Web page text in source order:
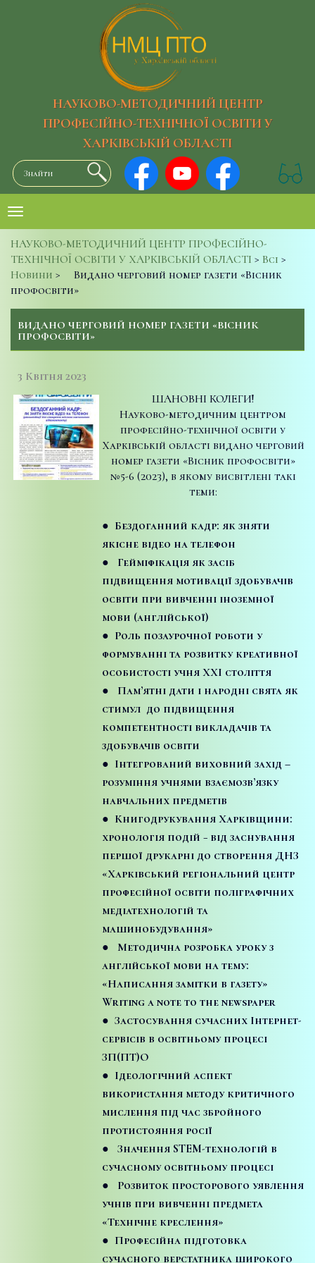
НАУКОВО-МЕТОДИЧНИЙ ЦЕНТР
ПРОФЕСІЙНО-ТЕХНІЧНОЇ ОСВІТИ У
ХАРКІВСЬКІЙ ОБЛАСТІ
НАУКОВО-МЕТОДИЧНИЙ ЦЕНТР ПРОФЕСІЙНО-
ТЕХНІЧНОЇ ОСВІТИ У ХАРКІВСЬКІЙ ОБЛАСТІ > Всі >
Новини >
Видано черговий номер газети «Вісник
профосвіти»
ВИДАНО ЧЕРГОВИЙ НОМЕР ГАЗЕТИ «ВІСНИК
ПРОФОСВІТИ»
3 Квітня 2023
ШАНОВНІ КОЛЕГИ!
Науково-методичним центром
професійно-технічної освіти у
Харківській області видано черговий
номер газети «Вісник профосвіти»
№5-6 (2023), в якому висвітлені такі
теми:
● Бездоганний кадр: як зняти
якісне відео на телефон
● Гейміфікація як засіб
підвищення мотивації здобувачів
освіти при вивченні іноземної
мови (англійської)
● Роль позаурочної роботи у
формуванні та розвитку креативної
особистості учня ХХІ століття
● Пам’ятні дати і народні свята як
стимул до підвищення
компетентності викладачів та
здобувачів освіти
● Інтегрований виховний захід –
розуміння учнями взаємозв’язку
навчальних предметів
● Книгодрукування Харківщини:
хронологія подій − від заснування
першої друкарні до створення ДНЗ
«Харківський регіональний центр
професійної освіти поліграфічних
медіатехнологій та
машинобудування»
● Методична розробка уроку з
англійської мови на тему:
«Написання замітки в газету»
Writing a note to the newspaper
● Застосування сучасних Інтернет-
сервісів в освітньому процесі
ЗП(ПТ)О
● Ідеологічний аспект
використання методу критичного
мислення під час збройного
протистояння росії
● Значення STEM-технологій в
сучасному освітньому процесі
● Розвиток просторового уявлення
учнів при вивченні предмета
«Технічне креслення»
● Професійна підготовка
сучасного верстатника широкого